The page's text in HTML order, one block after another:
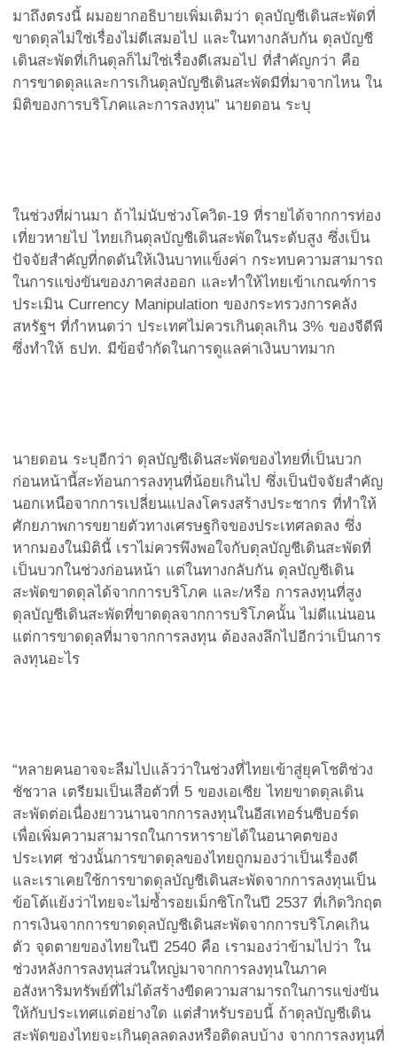
มาถึงตรงนี้ ผมอยากอธิบายเพิ่มเติมว่า ดุลบัญชีเดินสะพัดที่
ขาดดุลไม่ใช่เรื่องไม่ดีเสมอไป และในทางกลับกัน ดุลบัญชี
เดินสะพัดที่เกินดุลก็ไม่ใช่เรื่องดีเสมอไป ที่สำคัญกว่า คือ
การขาดดุลและการเกินดุลบัญชีเดินสะพัดมีที่มาจากไหน ใน
มิติของการบริโภคและการลงทุน” นายดอน ระบุ
ในช่วงที่ผ่านมา ถ้าไม่นับช่วงโควิด-19 ที่รายได้จากการท่อง
เที่ยวหายไป ไทยเกินดุลบัญชีเดินสะพัดในระดับสูง ซึ่งเป็น
ปัจจัยสำคัญที่กดดันให้เงินบาทแข็งค่า กระทบความสามารถ
ในการแข่งขันของภาคส่งออก และทำให้ไทยเข้าเกณฑ์การ
ประเมิน Currency Manipulation ของกระทรวงการคลัง
สหรัฐฯ ที่กำหนดว่า ประเทศไม่ควรเกินดุลเกิน 3% ของจีดีพี
ซึ่งทำให้ ธปท. มีข้อจำกัดในการดูแลค่าเงินบาทมาก
นายดอน ระบุอีกว่า ดุลบัญชีเดินสะพัดของไทยที่เป็นบวก
ก่อนหน้านี้สะท้อนการลงทุนที่น้อยเกินไป ซึ่งเป็นปัจจัยสำคัญ
นอกเหนือจากการเปลี่ยนแปลงโครงสร้างประชากร ที่ทำให้
ศักยภาพการขยายตัวทางเศรษฐกิจของประเทศลดลง ซึ่ง
หากมองในมิตินี้ เราไม่ควรพึงพอใจกับดุลบัญชีเดินสะพัดที่
เป็นบวกในช่วงก่อนหน้า แต่ในทางกลับกัน ดุลบัญชีเดิน
สะพัดขาดดุลได้จากการบริโภค และ/หรือ การลงทุนที่สูง
ดุลบัญชีเดินสะพัดที่ขาดดุลจากการบริโภคนั้น ไม่ดีแน่นอน
แต่การขาดดุลที่มาจากการลงทุน ต้องลงลึกไปอีกว่าเป็นการ
ลงทุนอะไร
“หลายคนอาจจะลืมไปแล้วว่าในช่วงที่ไทยเข้าสู่ยุคโชติช่วง
ชัชวาล เตรียมเป็นเสือตัวที่ 5 ของเอเซีย ไทยขาดดุลเดิน
สะพัดต่อเนื่องยาวนานจากการลงทุนในอีสเทอร์นซีบอร์ด
เพื่อเพิ่มความสามารถในการหารายได้ในอนาคตของ
ประเทศ ช่วงนั้นการขาดดุลของไทยถูกมองว่าเป็นเรื่องดี
และเราเคยใช้การขาดดุลบัญชีเดินสะพัดจากการลงทุนเป็น
ข้อโต้แย้งว่าไทยจะไม่ซ้ำรอยเม็กซิโกในปี 2537 ที่เกิดวิกฤต
การเงินจากการขาดดุลบัญชีเดินสะพัดจากการบริโภคเกิน
ตัว จุดตายของไทยในปี 2540 คือ เรามองว่าข้ามไปว่า ใน
ช่วงหลังการลงทุนส่วนใหญ่มาจากการลงทุนในภาค
อสังหาริมทรัพย์ที่ไม่ได้สร้างขีดความสามารถในการแข่งขัน
ให้กับประเทศแต่อย่างใด แต่สำหรับรอบนี้ ถ้าดุลบัญชีเดิน
สะพัดของไทยจะเกินดุลลดลงหรือติดลบบ้าง จากการลงทุนที่